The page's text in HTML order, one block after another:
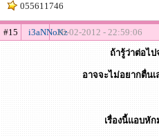
055611746
#15 i3aNNoKz20-02-2012 - 22:59:06
ถ้ารู้ว่าต่อไป
อาจจะไม่อยากตื่น
เรื่องนี้แอบหั